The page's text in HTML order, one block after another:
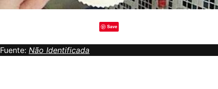
Save
Fuente: Não Identificada